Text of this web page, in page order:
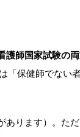
護師国家試験の
「保健師でない
あります）。た